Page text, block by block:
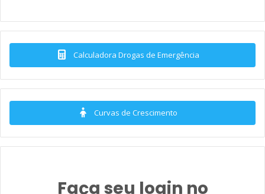
Calculadora Drogas de Emergência
Curvas de Crescimento
Faça seu login no